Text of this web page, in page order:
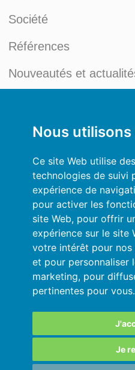
Nous
Ce site Web utilise
technologies de suivi
expérience de
pour activer les
site Web, pour offrir
expérience sur le site
votre intérêt pour
et pour personnaliser
marketing, pour
pertinentes pour vous.
Je
Société
Références
Nouveautés et
Mon compte
Conditions générales
Politique de
Se connecter
Ressources
Aide en ligne
Importez vos
Vos données sont